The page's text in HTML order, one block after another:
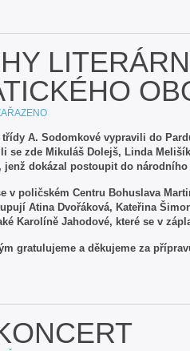
třídy A. Sodomkové vypravili do
se zde Mikuláš Dolejš, Linda
jenž dokázal postoupit do národního
v poličském Centru Bohuslava
Atina Dvořáková, Kateřina
Karolíně Jahodové, které se v
gratulujeme a děkujeme za